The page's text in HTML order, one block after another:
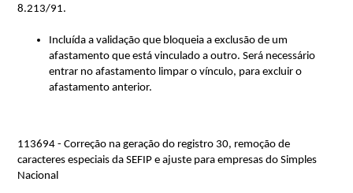
8.213/91.
Incluída a validação que bloqueia a exclusão de um
afastamento que está vinculado a outro. Será necessário
entrar no afastamento limpar o vínculo, para excluir o
afastamento anterior.
113694 - Correção na geração do registro 30, remoção de
caracteres especiais da SEFIP e ajuste para empresas do Simples
Nacional